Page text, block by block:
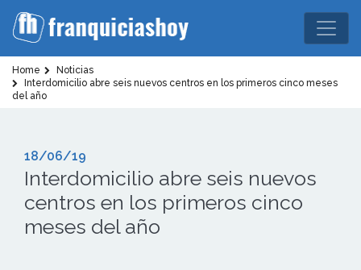
Home
Noticias
Interdomicilio abre seis nuevos centros en los primeros cinco meses
del año
18/06/19
Interdomicilio abre seis nuevos
centros en los primeros cinco
meses del año